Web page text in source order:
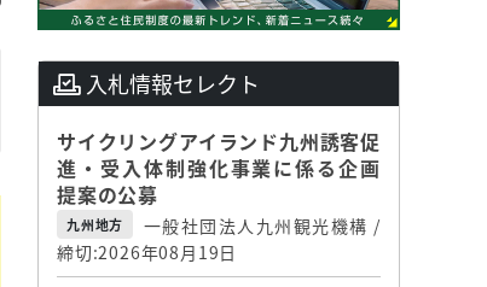
入札情報セレクト
サイクリングアイランド九州誘客促
進・受入体制強化事業に係る企画
提案の公募
九州地方
一般社団法人九州観光機構 /
締切:2026年08月19日